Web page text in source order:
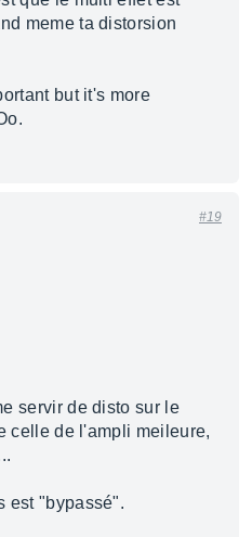
meme ta distorsion
but it's more
#19
servir de disto sur le
celle de l'ampli meileure,
est "bypassé".